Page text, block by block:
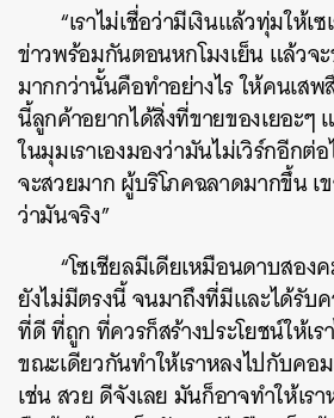
“เราไม่เชื่อว่ามีเงินแล้วทุ่มให้
ข่าวพร้อมกันตอนหกโมงเย็น แล้วจะ
มากกว่านั้นคือทำอย่างไร ให้คนเส
นี้ลูกค้าอยากได้สิ่งที่ขายของเยอะๆ
ในมุมเราเองมองว่ามันไม่เวิร์กอีกต่
จะสวยมาก ผู้บริโภคฉลาดมากขึ้น เ
ว่ามันจริง”
“โซเชียลมีเดียเหมือนดาบสอง
ยังไม่มีตรงนี้ จนมาถึงที่มีและได้รับ
ที่ดี ที่ถูก ที่ควรก็สร้างประโยชน์ให้เ
ขณะเดียวกันทำให้เราหลงไปกับค
เช่น สวย ดีจังเลย มันก็อาจทำให้เร